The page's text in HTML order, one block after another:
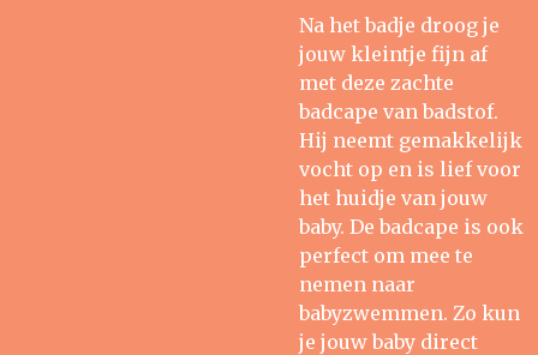
Na het badje droog je
jouw kleintje fijn af
met deze zachte
badcape van badstof.
Hij neemt gemakkelijk
vocht op en is lief voor
het huidje van jouw
baby. De badcape is ook
perfect om mee te
nemen naar
babyzwemmen. Zo kun
je jouw baby direct